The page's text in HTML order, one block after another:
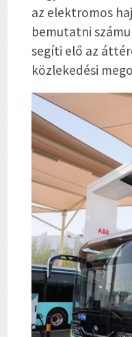
az elektromos
bemutatni
segíti elő az
közlekedési